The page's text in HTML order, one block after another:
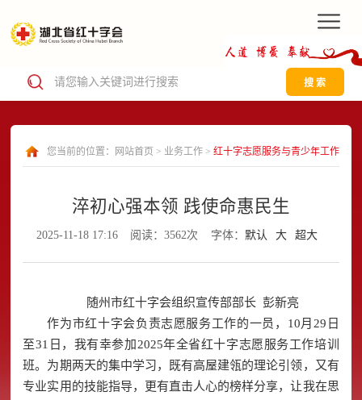
搜 索
您当前的位置： 网站首页 > 业务工作> 红十字志愿服务与青少年工作
淬初心强本领 践使命惠民生
2025-11-18 17:16 阅读：3562次 字体：默认 大 超大
随州市红十字会组织宣传部部长 彭新亮
作为市红十字会负责志愿服务工作的一员，10月29日
至31日，我有幸参加2025年全省红十字志愿服务工作培训
班。为期两天的集中学习，既有高屋建瓴的理论引领，又有
专业实用的技能指导，更有直击人心的榜样分享，让我在思